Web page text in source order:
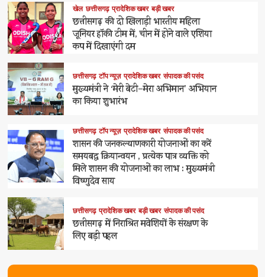
खेल छत्तीसगढ़ प्रादेशिक खबर बड़ी खबर
छत्तीसगढ़ की दो खिलाड़ी भारतीय महिला
जूनियर हॉकी टीम में, चीन में होने वाले एशिया
कप में दिखाएंगी दम
छत्तीसगढ़ टॉप न्यूज़ प्रादेशिक खबर संपादक की पसंद
मुख्यमंत्री ने ‘मेरी बेटी–मेरा अभिमान’ अभियान
का किया शुभारंभ
छत्तीसगढ़ टॉप न्यूज़ प्रादेशिक खबर संपादक की पसंद
शासन की जनकल्याणकारी योजनाओं का करें
समयबद्ध क्रियान्वयन , प्रत्येक पात्र व्यक्ति को
मिले शासन की योजनाओं का लाभ : मुख्यमंत्री
विष्णुदेव साय
छत्तीसगढ़ प्रादेशिक खबर बड़ी खबर संपादक की पसंद
छत्तीसगढ़ में निराश्रित मवेशियों के संरक्षण के
लिए बड़ी पहल